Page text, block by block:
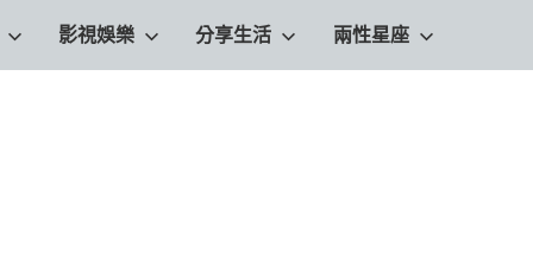
影視娛樂 分享生活 兩性星座